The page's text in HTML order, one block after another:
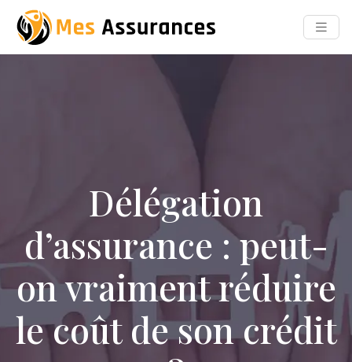
Délégation
d’assurance : peut-
on vraiment réduire
le coût de son crédit